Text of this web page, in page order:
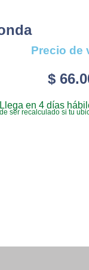
Precio de
$
Llega en 4 días
ser recalculado si tu